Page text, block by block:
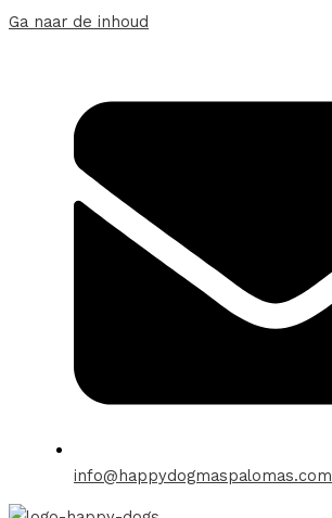
Ga naar de inhoud
info@happydogmaspalomas.com